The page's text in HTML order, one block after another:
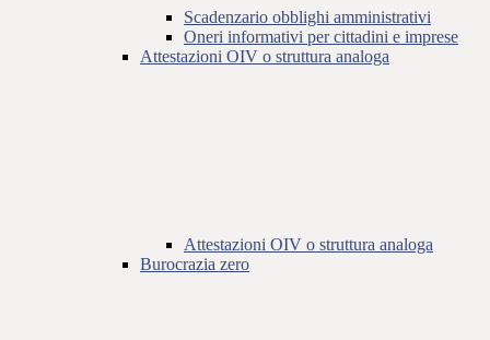
Scadenzario obblighi amministrativi
Oneri informativi per cittadini e imprese
Attestazioni OIV o struttura analoga
Attestazioni OIV o struttura analoga
Burocrazia zero